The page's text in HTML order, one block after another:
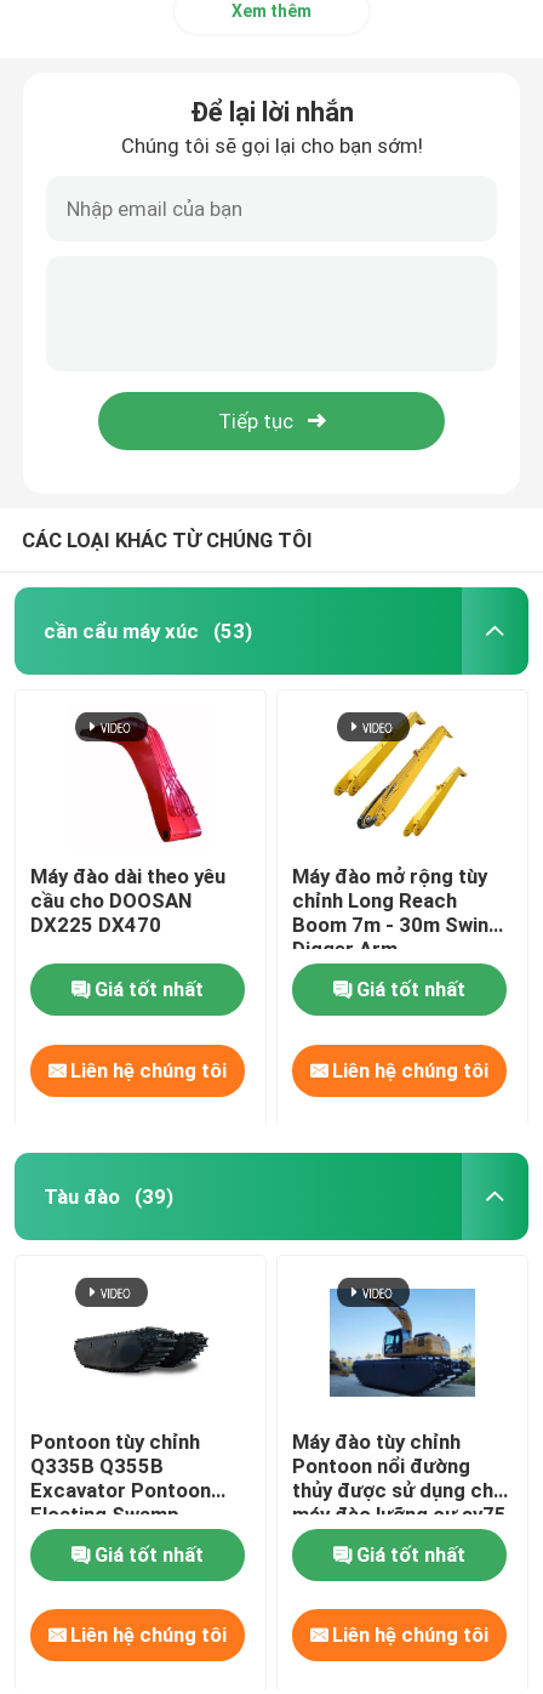
Xem thêm
Để lại lời nhắn
Chúng tôi sẽ gọi lại cho bạn sớm!
CÁC LOẠI KHÁC TỪ CHÚNG TÔI
cần cẩu máy xúc (53)
Máy đào dài theo yêu
cầu cho DOOSAN
DX225 DX470
Giá tốt nhất
Liên hệ chúng tôi
Máy đào mở rộng tùy
chỉnh Long Reach
Boom 7m - 30m Swing
Digger Arm
Giá tốt nhất
Liên hệ chúng tôi
Tàu đào (39)
Pontoon tùy chỉnh
Q335B Q355B
Excavator Pontoon
Floating Swamp
Amphibious Pontoon
cho SANY SY135C
Giá tốt nhất
Liên hệ chúng tôi
Máy đào tùy chỉnh
Pontoon nổi đường
thủy được sử dụng cho
máy đào lưỡng cư sy75
sk75 sy135 sy215
320d
Giá tốt nhất
Liên hệ chúng tôi